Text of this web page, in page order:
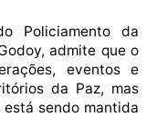
Policiamento da
admite que o
eventos e
da Paz, mas
sendo mantida